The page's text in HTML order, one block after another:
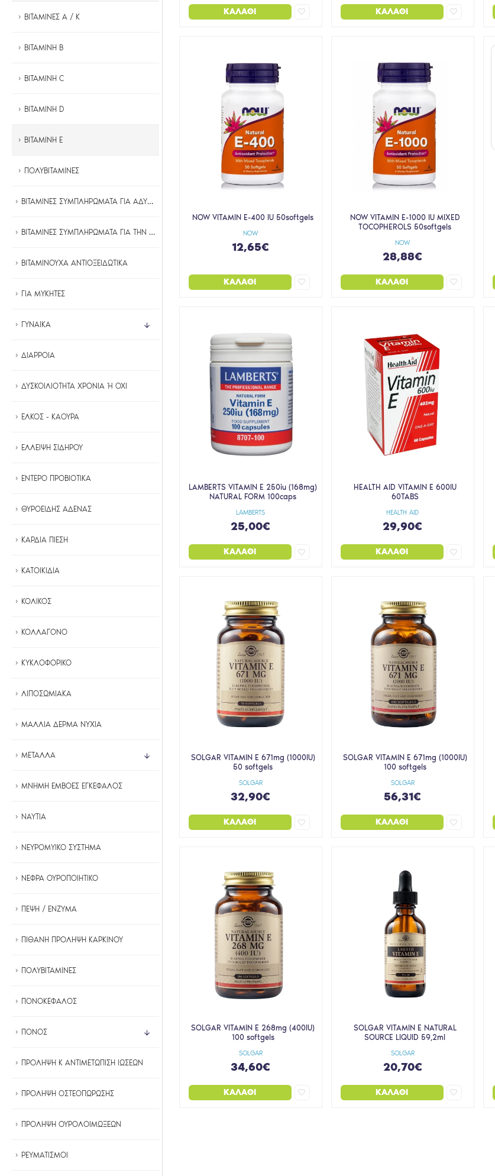
ΒΙΤΑΜΙΝΕΣ A / K
ΒΙΤΑΜΙΝΗ B
ΒΙΤΑΜΙΝΗ C
ΒΙΤΑΜΙΝΗ D
ΒΙΤΑΜΙΝΗ E
ΠΟΛΥΒΙΤΑΜΙΝΕΣ
ΒΙΤΑΜΙΝΕΣ ΣΥΜΠΛΗΡΩΜΑΤΑ ΓΙΑ ΑΔΥΝΑΤΙΣΜΑ
ΒΙΤΑΜΙΝΕΣ ΣΥΜΠΛΗΡΩΜΑΤΑ ΓΙΑ ΤΗΝ ΨΩΡΙΑΣΗ
ΒΙΤΑΜΙΝΟΥΧΑ ΑΝΤΙΟΞΕΙΔΩΤΙΚΑ
ΓΙΑ ΜΥΚΗΤΕΣ
ΓΥΝΑΙΚΑ
ΔΙΑΡΡΟΙΑ
ΔΥΣΚΟΙΛΙΟΤΗΤΑ ΧΡΟΝΙΑ Ή ΟΧΙ
ΕΛΚΟΣ - ΚΑΟΥΡΑ
ΕΛΛΕΙΨΗ ΣΙΔΗΡΟΥ
ΕΝΤΕΡΟ ΠΡΟΒΙΟΤΙΚΑ
ΘΥΡΟΕΙΔΗΣ ΑΔΕΝΑΣ
ΚΑΡΔΙΑ ΠΙΕΣΗ
ΚΑΤΟΙΚΙΔΙΑ
ΚΟΛΙΚΟΣ
ΚΟΛΛΑΓΟΝΟ
ΚΥΚΛΟΦΟΡΙΚΟ
ΛΙΠΟΣΩΜΙΑΚΑ
ΜΑΛΛΙΑ ΔΕΡΜΑ ΝΥΧΙΑ
ΜΕΤΑΛΛΑ
ΜΝΗΜΗ ΕΜΒΟΕΣ ΕΓΚΕΦΑΛΟΣ
ΝΑΥΤΙΑ
ΝΕΥΡΟΜΥΙΚΟ ΣΥΣΤΗΜΑ
ΝΕΦΡΑ ΟΥΡΟΠΟΙΗΤΙΚΟ
ΠΕΨΗ / ΕΝΖΥΜΑ
ΠΙΘΑΝΗ ΠΡΟΛΗΨΗ ΚΑΡΚΙΝΟΥ
ΠΟΛΥΒΙΤΑΜΙΝΕΣ
ΠΟΝΟΚΕΦΑΛΟΣ
ΠΟΝΟΣ
ΠΡΟΛΗΨΗ Κ ΑΝΤΙΜΕΤΩΠΙΣΗ ΙΩΣΕΩΝ
ΠΡΟΛΗΨΗ ΟΣΤΕΟΠΩΡΩΣΗΣ
ΠΡΟΛΗΨΗ ΟΥΡΟΛΟΙΜΩΞΕΩΝ
ΡΕΥΜΑΤΙΣΜΟΙ
ΚΑΛΆΘΙ ΚΑΛΆΘΙ
NOW
NOW VITAMIN E-400 IU 50softgels
12,65€
ΚΑΛΆΘΙ
NOW
NOW VITAMIN E-1000 IU MIXED
TOCOPHEROLS 50softgels
28,88€
ΚΑΛΆΘΙ
LAMBERTS
LAMBERTS VITAMIN E 250iu (168mg)
NATURAL FORM 100caps
25,00€
ΚΑΛΆΘΙ
HEALTH AID
HEALTH AID VITAMIN E 600IU
60TABS
29,90€
ΚΑΛΆΘΙ
SOLGAR
SOLGAR VITAMIN E 671mg (1000IU)
50 softgels
32,90€
ΚΑΛΆΘΙ
SOLGAR
SOLGAR VITAMIN E 671mg (1000IU)
100 softgels
56,31€
ΚΑΛΆΘΙ
SOLGAR
SOLGAR VITAMIN E 268mg (400IU)
100 softgels
34,60€
ΚΑΛΆΘΙ
SOLGAR
SOLGAR VITAMIN E NATURAL
SOURCE LIQUID 59,2ml
20,70€
ΚΑΛΆΘΙ